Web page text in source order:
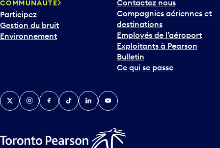
COMMUNAUTÉ
Participez
Gestion du bruit
Environnement
Contactez nous
Compagnies aériennes et
destinations
Employés de l’aéroport
Exploitants à Pearson
Bulletin
Ce qui se passe
TwitterInstagramFacebook
TikTokLinkedInYouTube